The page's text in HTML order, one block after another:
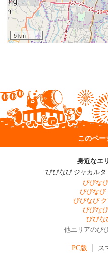
5 km
このペ
身近なエ
"びびなび ジャカル
びびな
びびなび
びびなび
びびな
びびな
他エリアのび
PC版 ス